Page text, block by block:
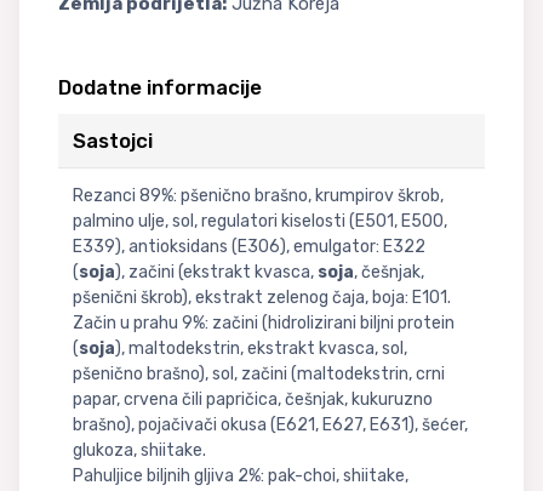
Dodatne informacije
Sastojci
Rezanci 89%: pšenično brašno, krumpirov škrob,
palmino ulje, sol, regulatori kiselosti (E501, E500,
E339), antioksidans (E306), emulgator: E322
(soja), začini (ekstrakt kvasca, soja, češnjak,
pšenični škrob), ekstrakt zelenog čaja, boja: E101.
Začin u prahu 9%: začini (hidrolizirani biljni protein
(soja), maltodekstrin, ekstrakt kvasca, sol,
pšenično brašno), sol, začini (maltodekstrin, crni
papar, crvena čili papričica, češnjak, kukuruzno
brašno), pojačivači okusa (E621, E627, E631), šećer,
glukoza, shiitake.
Pahuljice biljnih gljiva 2%: pak-choi, shiitake,